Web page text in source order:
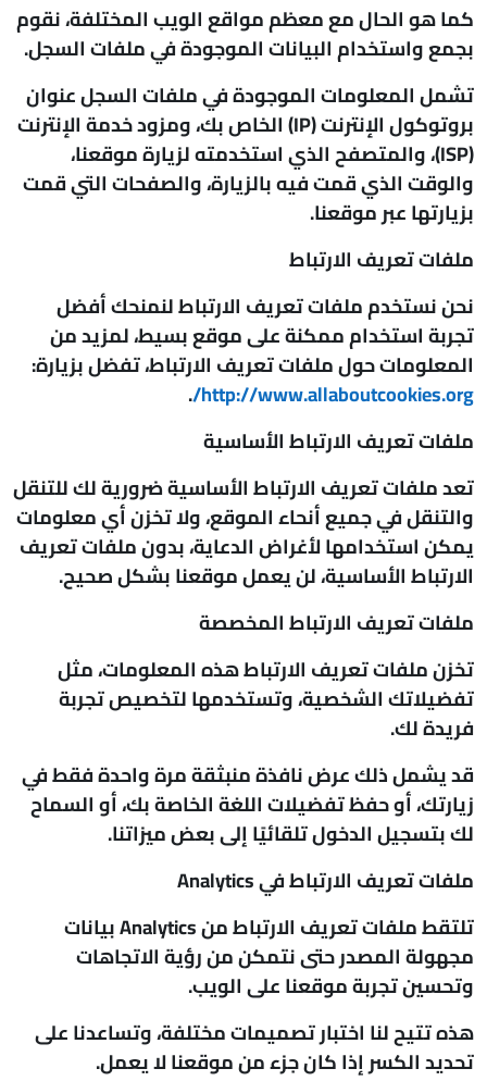
كما هو الحال مع معظم مواقع الويب المختلفة، نقوم
بجمع واستخدام البيانات الموجودة في ملفات السجل.
تشمل المعلومات الموجودة في ملفات السجل عنوان
بروتوكول الإنترنت (IP) الخاص بك، ومزود خدمة الإنترنت
(ISP)، والمتصفح الذي استخدمته لزيارة موقعنا،
والوقت الذي قمت فيه بالزيارة، والصفحات التي قمت
بزيارتها عبر موقعنا.
ملفات تعريف الارتباط
نحن نستخدم ملفات تعريف الارتباط لنمنحك أفضل
تجربة استخدام ممكنة على موقع بسيط، لمزيد من
المعلومات حول ملفات تعريف الارتباط، تفضل بزيارة:
http://www.allaboutcookies.org/
.
ملفات تعريف الارتباط الأساسية
تعد ملفات تعريف الارتباط الأساسية ضرورية لك للتنقل
والتنقل في جميع أنحاء الموقع، ولا تخزن أي معلومات
يمكن استخدامها لأغراض الدعاية، بدون ملفات تعريف
الارتباط الأساسية، لن يعمل موقعنا بشكل صحيح.
ملفات تعريف الارتباط المخصصة
تخزن ملفات تعريف الارتباط هذه المعلومات، مثل
تفضيلاتك الشخصية، وتستخدمها لتخصيص تجربة
فريدة لك.
قد يشمل ذلك عرض نافذة منبثقة مرة واحدة فقط في
زيارتك، أو حفظ تفضيلات اللغة الخاصة بك، أو السماح
لك بتسجيل الدخول تلقائيًا إلى بعض ميزاتنا.
ملفات تعريف الارتباط في
تلتقط ملفات تعريف الارتباط من Analytics بيانات
مجهولة المصدر حتى نتمكن من رؤية الاتجاهات
وتحسين تجربة موقعنا على الويب.
هذه تتيح لنا اختبار تصميمات مختلفة، وتساعدنا على
تحديد الكسر إذا كان جزء من موقعنا لا يعمل.